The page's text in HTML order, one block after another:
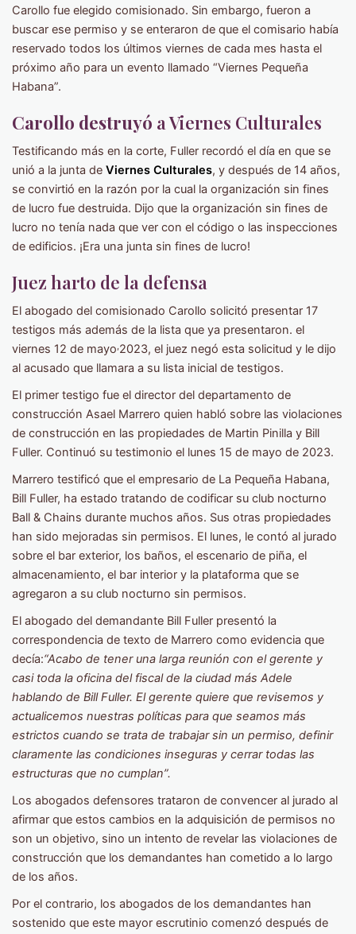
Carollo fue elegido comisionado. Sin embargo, fueron a
buscar ese permiso y se enteraron de que el comisario había
reservado todos los últimos viernes de cada mes hasta el
próximo año para un evento llamado “Viernes Pequeña
Habana”.
Carollo destruyó a Viernes Culturales
Testificando más en la corte, Fuller recordó el día en que se
unió a la junta de Viernes Culturales, y después de 14 años,
se convirtió en la razón por la cual la organización sin fines
de lucro fue destruida. Dijo que la organización sin fines de
lucro no tenía nada que ver con el código o las inspecciones
de edificios. ¡Era una junta sin fines de lucro!
Juez harto de la defensa
El abogado del comisionado Carollo solicitó presentar 17
testigos más además de la lista que ya presentaron. el
viernes 12 de mayo 2023, el juez negó esta solicitud y le dijo
al acusado que llamara a su lista inicial de testigos.
El primer testigo fue el director del departamento de
construcción Asael Marrero quien habló sobre las violaciones
de construcción en las propiedades de Martin Pinilla y Bill
Fuller. Continuó su testimonio el lunes 15 de mayo de 2023.
Marrero testificó que el empresario de La Pequeña Habana,
Bill Fuller, ha estado tratando de codificar su club nocturno
Ball & Chains durante muchos años. Sus otras propiedades
han sido mejoradas sin permisos. El lunes, le contó al jurado
sobre el bar exterior, los baños, el escenario de piña, el
almacenamiento, el bar interior y la plataforma que se
agregaron a su club nocturno sin permisos.
El abogado del demandante Bill Fuller presentó la
correspondencia de texto de Marrero como evidencia que
decía:“Acabo de tener una larga reunión con el gerente y
casi toda la oficina del fiscal de la ciudad más Adele
hablando de Bill Fuller. El gerente quiere que revisemos y
actualicemos nuestras políticas para que seamos más
estrictos cuando se trata de trabajar sin un permiso, definir
claramente las condiciones inseguras y cerrar todas las
estructuras que no cumplan”.
Los abogados defensores trataron de convencer al jurado al
afirmar que estos cambios en la adquisición de permisos no
son un objetivo, sino un intento de revelar las violaciones de
construcción que los demandantes han cometido a lo largo
de los años.
Por el contrario, los abogados de los demandantes han
sostenido que este mayor escrutinio comenzó después de